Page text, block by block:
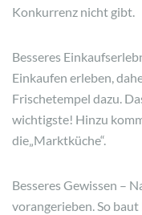
Konkurrenz nicht gibt.
Besseres
Einkaufen erleben,
Frischetempel dazu.
wichtigste! Hinzu
die„Marktküche“.
Besseres Gewissen –
vorangerieben. So